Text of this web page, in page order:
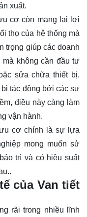
xuất.
cơ còn mang lại lợi
thọ của hệ thống mà
trọng giúp các doanh
không cần đầu tư
sửa chữa thiết bị.
tác động bởi các sự
điều này càng làm
vận hành.
cơ chính là sự lựa
mong muốn sử
trì và có hiệu suất
của Van tiết
rãi trong nhiều lĩnh